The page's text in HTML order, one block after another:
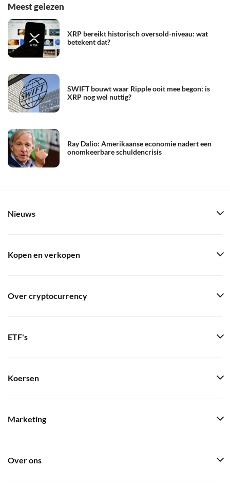
Meest gelezen
XRP bereikt historisch oversold-niveau: wat
betekent dat?
SWIFT bouwt waar Ripple ooit mee begon: is
XRP nog wel nuttig?
Ray Dalio: Amerikaanse economie nadert een
onomkeerbare schuldencrisis
Nieuws
Kopen en verkopen
Over cryptocurrency
ETF's
Koersen
Marketing
Over ons